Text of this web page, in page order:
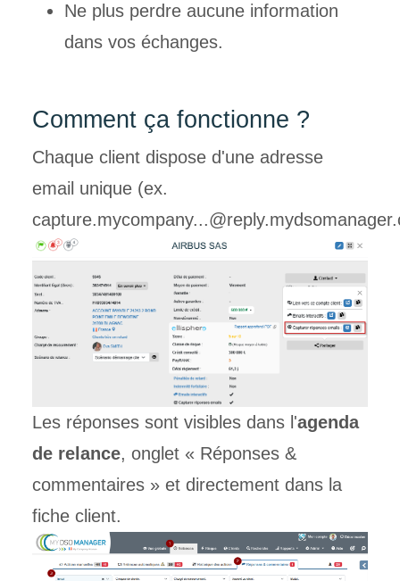
Ne plus perdre aucune information
dans vos échanges.
Comment ça fonctionne ?
Chaque client dispose d'une adresse
email unique (ex.
Les réponses sont visibles dans l'agenda
de relance, onglet « Réponses &
commentaires » et directement dans la
fiche client.